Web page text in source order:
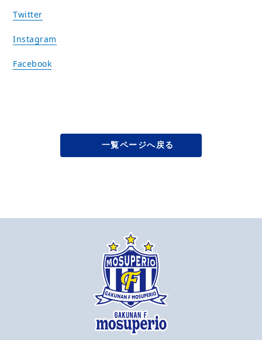
Twitter
Instagram
Facebook
一覧ページへ戻る